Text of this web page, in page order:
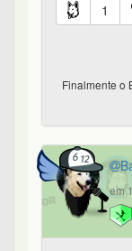
1
Finalmente o
em